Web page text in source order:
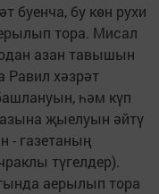
буенча, бу көн рухи
тора. Мисал
азан тавышын
Равил хәзрәт
һәм күп
җыелуын әйтү
- газетаның
түгелдер).
аерылып тора